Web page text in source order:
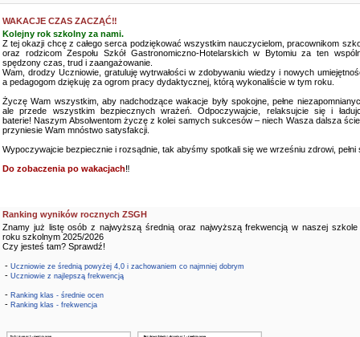
WAKACJE CZAS ZACZĄĆ‼️
Kolejny rok szkolny za nami.
Z tej okazji chcę z całego serca podziękować wszystkim nauczycielom, pracownikom
oraz rodzicom Zespołu Szkół Gastronomiczno-Hotelarskich w Bytomiu za ten
spędzony czas, trud i zaangażowanie.
Wam, drodzy Uczniowie, gratuluję wytrwałości w zdobywaniu wiedzy i nowych
a pedagogom dziękuję za ogrom pracy dydaktycznej, którą wykonaliście w tym roku.
Życzę Wam wszystkim, aby nadchodzące wakacje były spokojne, pełne
ale przede wszystkim bezpiecznych wrażeń. Odpoczywajcie, relaksujcie się i
baterie! Naszym Absolwentom życzę z kolei samych sukcesów – niech Wasza dalsza
przyniesie Wam mnóstwo satysfakcji.
Wypoczywajcie bezpiecznie i rozsądnie, tak abyśmy spotkali się we wrześniu zdrowi, pełni
Do zobaczenia po wakacjach‼️
Ranking wyników rocznych ZSGH
Znamy już listę osób z najwyższą średnią oraz najwyższą frekwencją w naszej szkole
roku szkolnym 2025/2026
Czy jesteś tam? Sprawdź!
- Uczniowie ze średnią powyżej 4,0 i zachowaniem co najmniej dobrym
- Uczniowie z najlepszą frekwencją
- Ranking klas - średnie ocen
- Ranking klas - frekwencja